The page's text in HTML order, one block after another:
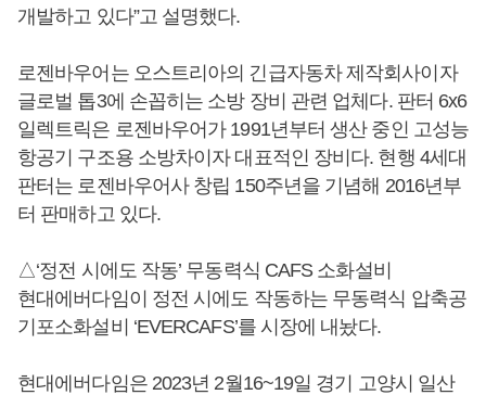
개발하고 있다”고 설명했다.
로젠바우어는 오스트리아의 긴급자동차 제작회사이자
글로벌 톱3에 손꼽히는 소방 장비 관련 업체다. 판터 6x6
일렉트릭은 로젠바우어가 1991년부터 생산 중인 고성능
항공기 구조용 소방차이자 대표적인 장비다. 현행 4세대
판터는 로젠바우어사 창립 150주년을 기념해 2016년부
터 판매하고 있다.
△‘정전 시에도 작동’ 무동력식 CAFS 소화설비
현대에버다임이 정전 시에도 작동하는 무동력식 압축공
기포소화설비 ‘EVERCAFS’를 시장에 내놨다.
현대에버다임은 2023년 2월16~19일 경기 고양시 일산